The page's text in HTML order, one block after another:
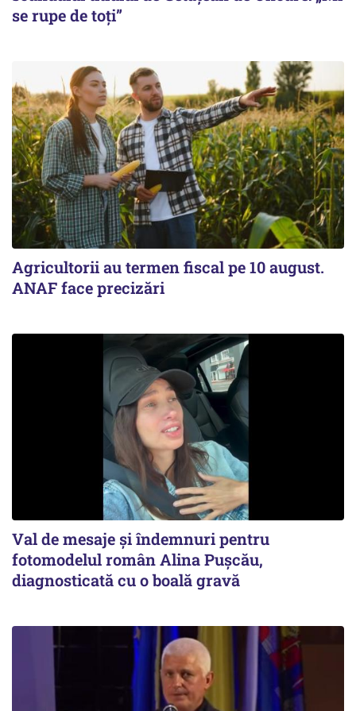
se rupe de toți”
Agricultorii au termen fiscal pe 10 august.
ANAF face precizări
Val de mesaje și îndemnuri pentru
fotomodelul român Alina Pușcău,
diagnosticată cu o boală gravă